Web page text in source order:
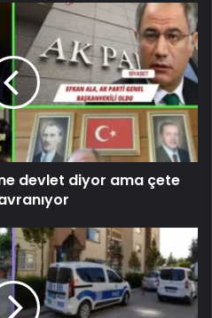
devlet diyor ama çete